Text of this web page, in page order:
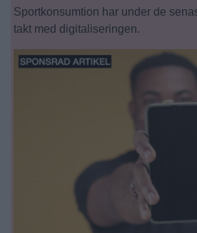
Sportkonsumtion har under de
takt med digitaliseringen.